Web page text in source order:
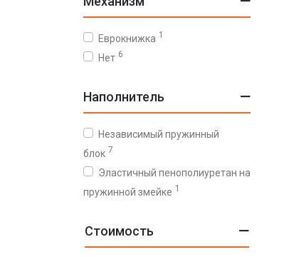
Еврокнижка 1
Нет 6
Наполнитель
Независимый пружинный
блок 7
Эластичный пенополиуретан на
пружинной змейке 1
Стоимость